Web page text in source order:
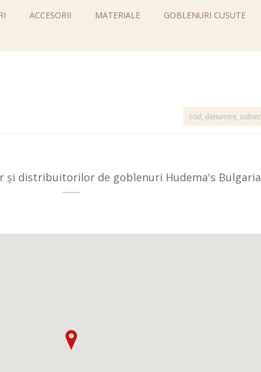
ACCESORII MATERIALE GOBLENURI CUSUTE
și distribuitorilor de goblenuri Hudema's Bulgaria